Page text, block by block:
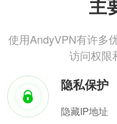
主
使用AndyVPN有许多
访问权限
隐私保护
隐藏IP地址